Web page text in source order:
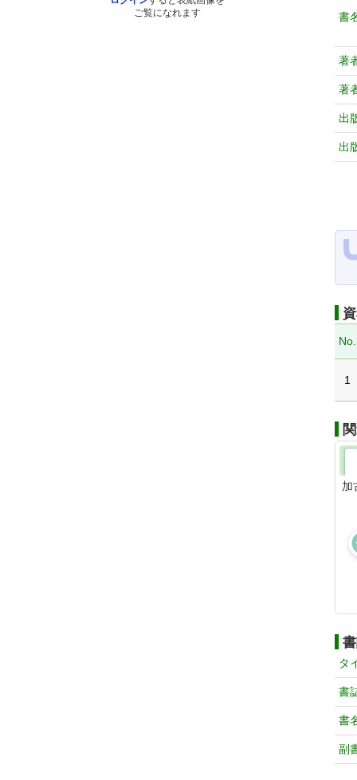
ご覧になれます
書
著
著
出
出
No.
1
加
タ
書
書
副